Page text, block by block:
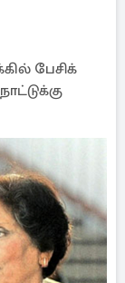
பேசிக்